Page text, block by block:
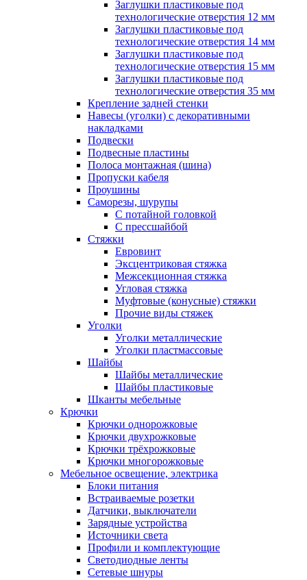
Заглушки пластиковые под
технологические отверстия 12 мм
Заглушки пластиковые под
технологические отверстия 14 мм
Заглушки пластиковые под
технологические отверстия 15 мм
Заглушки пластиковые под
технологические отверстия 35 мм
Крепление задней стенки
Навесы (уголки) с декоративными
накладками
Подвески
Подвесные пластины
Полоса монтажная (шина)
Пропуски кабеля
Проушины
Саморезы, шурупы
С потайной головкой
С прессшайбой
Стяжки
Евровинт
Эксцентриковая стяжка
Межсекционная стяжка
Угловая стяжка
Муфтовые (конусные) стяжки
Прочие виды стяжек
Уголки
Уголки металлические
Уголки пластмассовые
Шайбы
Шайбы металлические
Шайбы пластиковые
Шканты мебельные
Крючки
Крючки однорожковые
Крючки двухрожковые
Крючки трёхрожковые
Крючки многорожковые
Мебельное освещение, электрика
Блоки питания
Встраиваемые розетки
Датчики, выключатели
Зарядные устройства
Источники света
Профили и комплектующие
Светодиодные ленты
Сетевые шнуры